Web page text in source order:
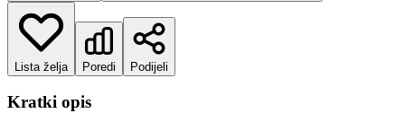
Lista želja Poredi Podijeli
Kratki opis